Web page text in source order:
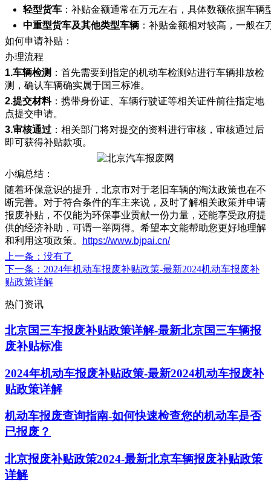
轻型货车 ：补贴金额通常在万元左右，具体数额依据车辆
中重型货车及其他类型车辆 ：补贴金额相对较高，一般
如何申请补贴：
办理流程
1.车辆检测 ：首先需要到指定的机动车检测站进行车辆排放检
测，确认车辆确实属于国三标准。
2.提交材料：携带身份证、车辆行驶证等相关证件前往指定地
点提交申请。
3.审核通过 ：相关部门将对提交的资料进行审核，审核通过后
即可获得补贴款项。
小编总结：
随着环保意识的提升，北京市对于老旧车辆的淘汰政策也在不
断完善。对于符合条件的车主来说，及时了解相关政策并申请
报废补贴，不仅能为环保事业贡献一份力量，还能享受政府提
供的经济补助，可谓一举两得。希望本文能帮助您更好地理解
和利用这项政策。
https://www.bjpai.cn/
上一条 ：没有了
下一条 ：2024年机动车报废补贴政策-最新2024机动车报废补
贴政策详解
热门资讯
北京国三车报废补贴政策详解-最新北京国三车辆报
废补贴标准
2024年机动车报废补贴政策-最新2024机动车报废补
贴政策详解
机动车报废查询指南-如何快速检查您的机动车是否
已报废？
北京报废补贴政策2024-最新北京车辆报废补贴政策
详解